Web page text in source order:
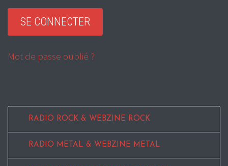
Mot de passe oublié ?
RADIO ROCK & WEBZINE ROCK
RADIO METAL & WEBZINE METAL